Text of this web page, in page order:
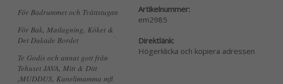
För Badrummet och Tvättstugan
För Bak, Matlagning, Köket &
Det Dukade Bordet
Te Godis och annat gott från
Tehuset JAVA, Mitt & Ditt
,MUDDUS, Kanelimamma mfl
Artikelnummer:
em2985
Direktlänk:
Högerklicka och kopiera adressen